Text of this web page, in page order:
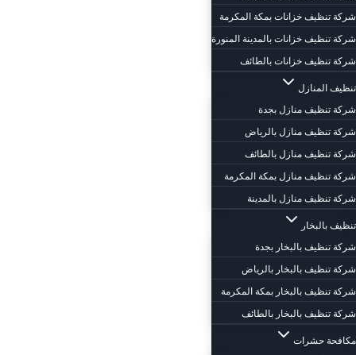
شركة تنظيف خزانات بمكة المكرمة
شركة تنظيف خزانات بالمدينة المنورة
شركة تنظيف خزانات بالطائف
تنظيف المنازل
شركة تنظيف منازل بجدة
شركة تنظيف منازل بالرياض
شركة تنظيف منازل بالطائف
شركة تنظيف منازل بمكة المكرمة
شركة تنظيف منازل بالمدينة
تنظيف بالبخار
شركة تنظيف بالبخار بجدة
شركة تنظيف بالبخار بالرياض
شركة تنظيف بالبخار بمكة المكرمة
شركة تنظيف بالبخار بالطائف
مكافحة حشرات